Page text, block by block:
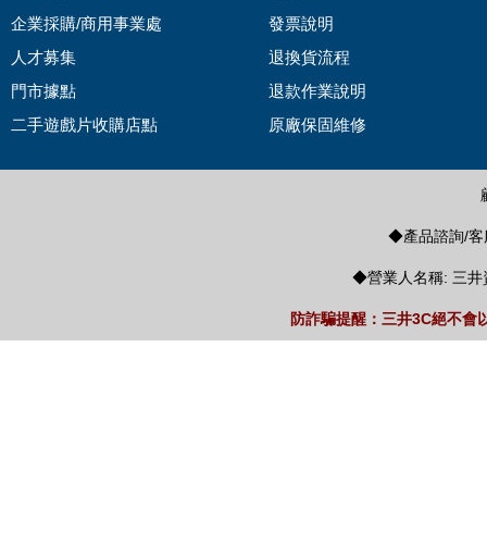
企業採購/商用事業處
人才募集
門市據點
二手遊戲片收購店點
發票說明
退換貨流程
退款作業說明
原廠保固維修
◆產品諮詢/客
◆營業人名稱: 三井
防詐騙提醒：三井3C絕不會